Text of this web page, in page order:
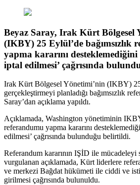
Beyaz Saray, Irak Kürt Bölgesel
(IKBY) 25 Eylül’de bağımsızlık
yapma kararını
iptal edilmesi’ çağrısında
Irak Kürt Bölgesel Yönetimi’nin (IKBY)
gerçekleştirmeyi planladığı bağımsızlık
Saray’dan açıklama yapıldı.
Açıklamada, Washington yönetiminin
referandumu yapma kararını
edilmesi’ çağrısında bulunduğu belirtildi.
Referandum kararının IŞİD ile mücadeleyi
vurgulanan açıklamada, Kürt liderlere
ve merkezi Bağdat hükümeti ile ciddi ve
girilmesi çağrısında bulunuldu.